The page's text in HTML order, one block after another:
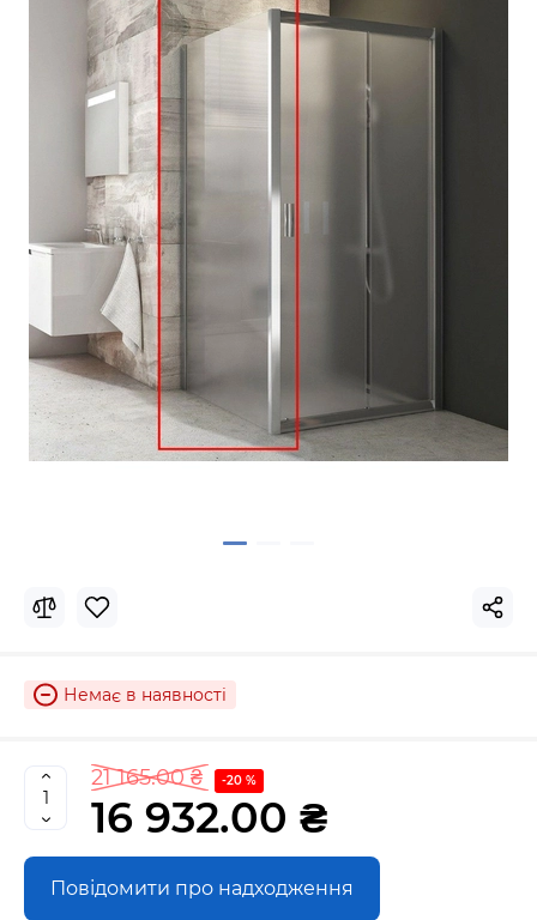
Немає в наявності
21 165.00 ₴ -20 %
16 932.00 ₴
Повідомити про надходження